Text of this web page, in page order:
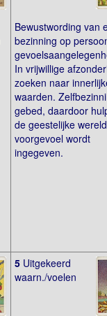
Bewustwording van
bezinning op
In vrijwillige
zoeken naar
waarden.
gebed, daardoor
de geestelijke
voorgevoel wordt
ingegeven.
5 Uitgekeerd
waarn./voelen